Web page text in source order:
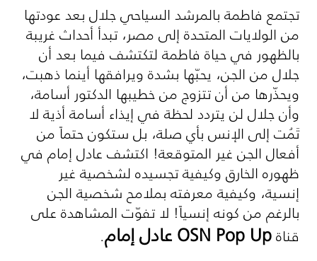
تجتمع فاطمة بالمرشد السياحي جلال بعد عودتها
من الولايات المتحدة إلى مصر، تبدأ أحداث غريبة
بالظهور في حياة فاطمة لتكتشف فيما بعد أن
جلال من الجن، يحبّها بشدة ويرافقها أينما ذهبت،
ويحذّرها من أن تتزوج من خطيبها الدكتور أسامة،
وأن جلال لن يتردد لحظة في إيذاء أسامة أذية لا
تَمُت إلى الإنس بأي صلة، بل ستكون حتماً من
أفعال الجن غير المتوقعة! اكتشف عادل إمام في
ظهوره الخارق وكيفية تجسيده لشخصية غير
إنسية، وكيفية معرفته بملامح شخصية الجن
بالرغم من كونه إنسياً! لا تفوّت المشاهدة على
قناةOSN Pop Upعادل إمام.